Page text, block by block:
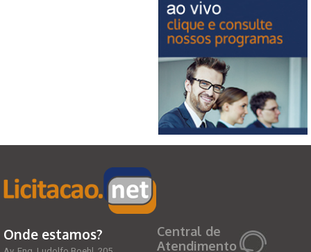
Onde estamos?
Central de
Atendimento